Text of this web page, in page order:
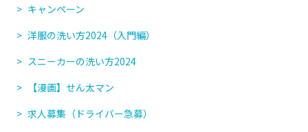
キャンペーン
洋服の洗い方2024（入門編）
スニーカーの洗い方2024
【漫画】せん太マン
求人募集（ドライバー急募）